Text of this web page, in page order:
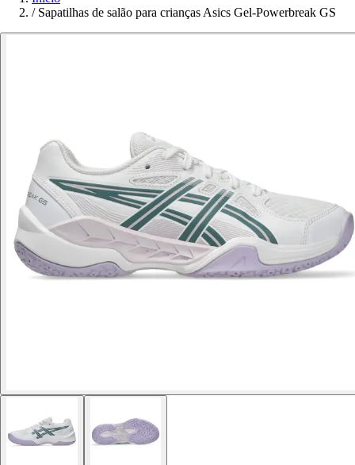
/ Sapatilhas de salão para crianças Asics Gel-Powerbreak GS